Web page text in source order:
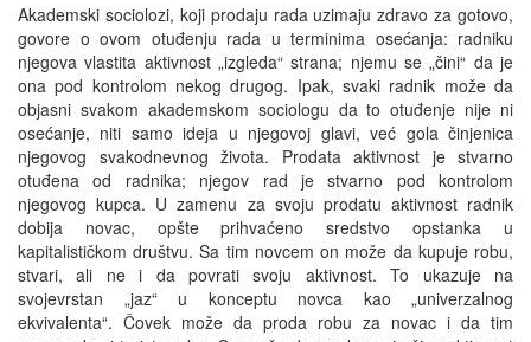
Akademski sociolozi, koji prodaju rada uzimaju zdravo za gotovo,
govore o ovom otuđenju rada u terminima osećanja: radniku
njegova vlastita aktivnost „izgleda“ strana; njemu se „čini“ da je
ona pod kontrolom nekog drugog. Ipak, svaki radnik može da
objasni svakom akademskom sociologu da to otuđenje nije ni
osećanje, niti samo ideja u njegovoj glavi, već gola činjenica
njegovog svakodnevnog života. Prodata aktivnost je stvarno
otuđena od radnika; njegov rad je stvarno pod kontrolom
njegovog kupca. U zamenu za svoju prodatu aktivnost radnik
dobija novac, opšte prihvaćeno sredstvo opstanka u
kapitalističkom društvu. Sa tim novcem on može da kupuje robu,
stvari, ali ne i da povrati svoju aktivnost. To ukazuje na
svojevrstan „jaz“ u konceptu novca kao „univerzalnog
ekvivalenta“. Čovek može da proda robu za novac i da tim